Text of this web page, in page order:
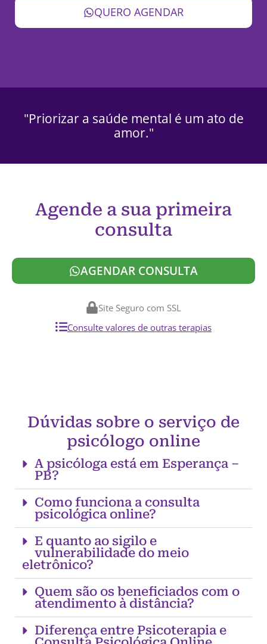
QUERO AGENDAR
"Priorizar a saúde mental é um ato de
amor."
Agende a sua primeira
consulta
AGENDAR CONSULTA
Site Seguro com SSL
Consulte valores de outras terapias
Dúvidas sobre o serviço de
psicólogo online
A psicóloga está em Esperança –
PB?
Como funciona a consulta
psicológica online?
E quanto ao sigilo e
vulnerabilidade do meio
eletrônico?
Quem são os beneficiados com o
atendimento à distância?
Diferença entre Psicoterapia e